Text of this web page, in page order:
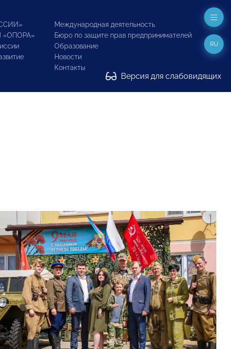
«ОПОРА»
Международная деятельность
Бюро по защите прав предпринимателей
Образование
Новости
Контакты
Версия для слабовидящих
RU